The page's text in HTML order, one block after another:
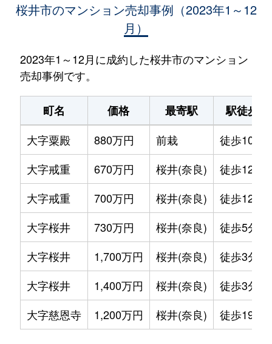
桜井市のマンション売却事例（2023年1～12
月）
2023年1～12月に成約した桜井市のマンション
売却事例です。
町名 価格 最寄駅
駅徒歩
大字粟殿
880万円 前栽
徒歩10分
大字戒重
670万円 桜井(奈良)
徒歩12分
大字戒重
700万円 桜井(奈良)
徒歩12分
大字桜井
730万円 桜井(奈良)
徒歩5分
大字桜井
1,700万円 桜井(奈良)
徒歩3分
大字桜井
1,400万円 桜井(奈良)
徒歩3分
大字慈恩寺
1,200万円 桜井(奈良) 徒歩19分